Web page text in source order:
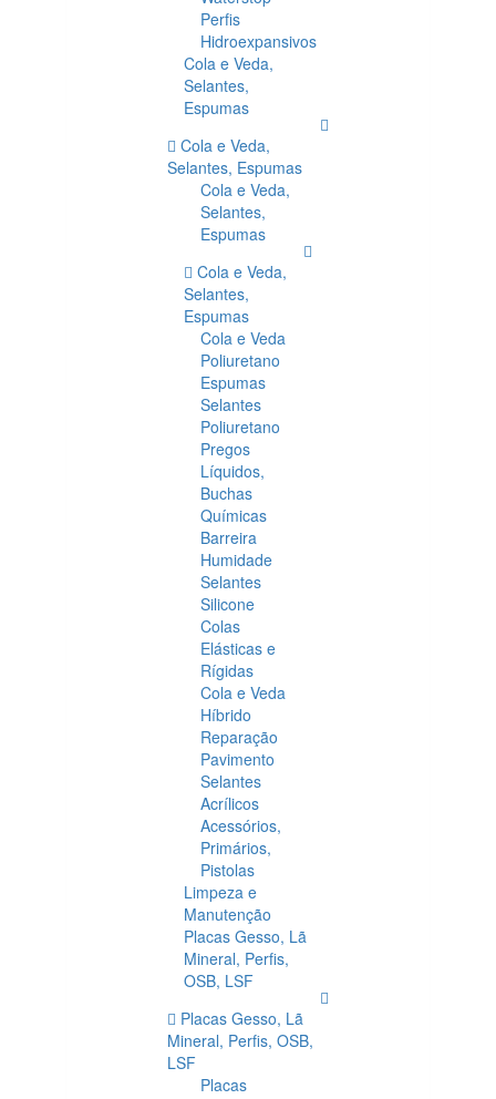
Perfis
Hidroexpansivos
Cola e Veda,
Selantes,
Espumas
Cola e Veda,
Selantes, Espumas
Cola e Veda,
Selantes,
Espumas
Cola e Veda,
Selantes,
Espumas
Cola e Veda
Poliuretano
Espumas
Selantes
Poliuretano
Pregos
Líquidos,
Buchas
Químicas
Barreira
Humidade
Selantes
Silicone
Colas
Elásticas e
Rígidas
Cola e Veda
Híbrido
Reparação
Pavimento
Selantes
Acrílicos
Acessórios,
Primários,
Pistolas
Limpeza e
Manutenção
Placas Gesso, Lã
Mineral, Perfis,
OSB, LSF
Placas Gesso, Lã
Mineral, Perfis, OSB,
LSF
Placas